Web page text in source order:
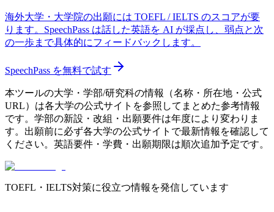
海外大学・大学院の出願には TOEFL / IELTS のスコアが要
ります。SpeechPass は話した英語を AI が採点し、弱点と次
の一歩まで具体的にフィードバックします。
SpeechPass を無料で試す
本ツールの大学・学部/研究科の情報（名称・所在地・公式
URL）は各大学の公式サイトを参照してまとめた参考情報
です。学部の新設・改組・出願要件は年度により変わりま
す。出願前に必ず各大学の公式サイトで最新情報を確認して
ください。英語要件・学費・出願期限は順次追加予定です。
TOEFL・IELTS対策に役立つ情報を発信しています